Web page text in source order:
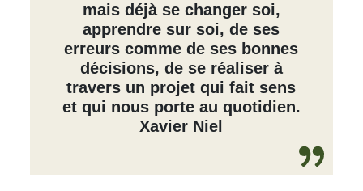
mais déjà se changer soi,
apprendre sur soi, de ses
erreurs comme de ses bonnes
décisions, de se réaliser à
travers un projet qui fait sens
et qui nous porte au quotidien.
Xavier Niel